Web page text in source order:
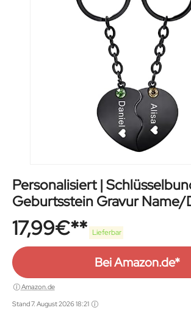
Personalisiert |
Geburtsstein Gravur Name/
17,99€ Lieferbar
Bei Amazon.de*
Amazon.de
Stand 7. August 2026 18:21